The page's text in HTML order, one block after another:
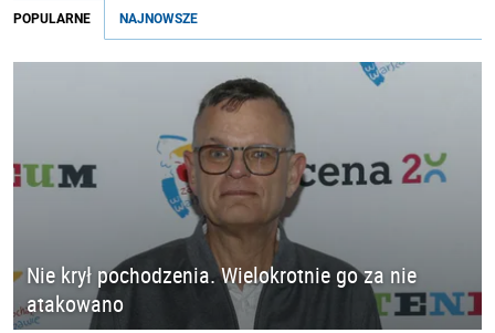
POPULARNE NAJNOWSZE
Nie krył pochodzenia. Wielokrotnie go za nie
atakowano